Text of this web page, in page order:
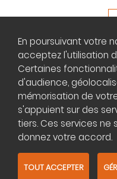
Copyright ©Plateforme
Infos
Qui
En poursuivant votre
acceptez l'utilisation
Certaines
d'audience,
mémorisation de
s'appuient sur des
tiers. Ces services ne
donnez votre accord.
TOUT ACCEPTER